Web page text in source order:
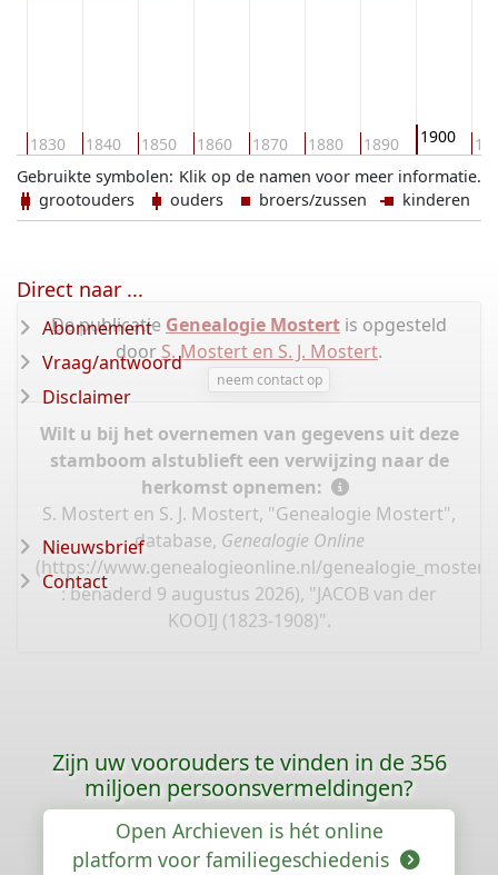
1830 1840 1850 1860 1870 1880 1890 1900
Klik op de namen voor meer informatie.
Gebruikte symbolen:
grootouders
ouders broers/zussen kinderen
De publicatie Genealogie Mostert is opgesteld
door S. Mostert en S. J. Mostert.
neem contact op
Wilt u bij het overnemen van gegevens uit deze
stamboom alstublieft een verwijzing naar de
herkomst opnemen:
S. Mostert en S. J. Mostert, "Genealogie Mostert",
database, Genealogie Online
(https://www.genealogieonline.nl/
: benaderd 9 augustus 2026), "JACOB van der
KOOIJ (1823-1908)".
Direct naar ...
Abonnement
Vraag/antwoord
Disclaimer
Nieuwsbrief
Contact
Zijn uw voorouders te vinden in de 356
miljoen persoonsvermeldingen?
Open Archieven is hét online
platform voor familiegeschiedenis